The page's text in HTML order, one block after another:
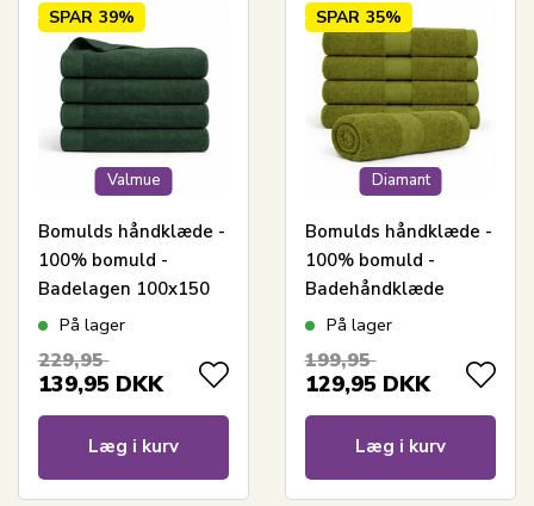
Valmue
SPAR 39%
Bomulds håndklæde -
100% bomuld -
Badelagen 100x150
cm - Valmue -
På lager
229,95
139,95 DKK
Læg i kurv
Diamant
SPAR 35%
Bomulds håndklæde -
100% bomuld -
Badehåndklæde
70x140 cm - Diamant
På lager
199,95
129,95 DKK
Læg i kurv